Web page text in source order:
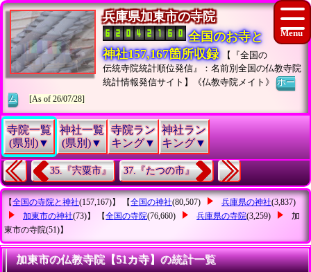
兵庫県加東市の寺院
全国のお寺と
神社157,167箇所収録
【『全国の
伝統寺院統計順位発信』：名前別全国の仏教寺院
統計情報発信サイト】《仏教寺院メイト》ホー
ム
[As of 26/07/28]
寺院一覧
(県別)▼
神社一覧
(県別)▼
寺院ラン
キング▼
神社ラン
キング▼
35.『宍粟市』 37.『たつの市』
【全国の寺院と神社(157,167)】 【全国の神社(80,507) 兵庫県の神社(3,837)
加東市の神社(73)】 【全国の寺院(76,660) 兵庫県の寺院(3,259)
加
東市の寺院(51)】
加東市の仏教寺院【51カ寺】の統計一覧